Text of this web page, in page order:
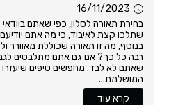
16/11/2023
בחירת תאורה לסלון, כפי שאתם בוודאי
שתלכו קצת לאיבוד, כי מה אתם
בנוסף, מה זו תאורה שכוללת מאוורר
רבה כל כך? אם גם אתם מתלבטים
שאתם לא לבד. מחפשים טיפים
המושלמת...
קרא עוד